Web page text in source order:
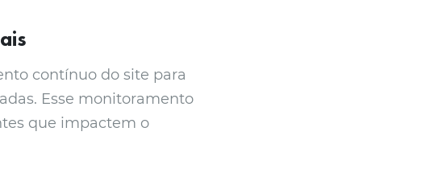
contínuo do site para
Esse monitoramento
que impactem o